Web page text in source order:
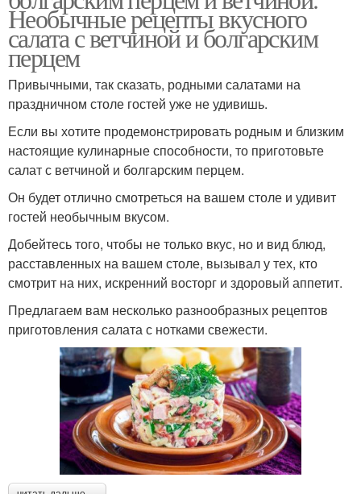
Необычные рецепты вкусного
салата с ветчиной и болгарским
перцем
Привычными, так сказать, родными салатами на
праздничном столе гостей уже не удивишь.
Если вы хотите продемонстрировать родным и близким
настоящие кулинарные способности, то приготовьте
салат с ветчиной и болгарским перцем.
Он будет отлично смотреться на вашем столе и удивит
гостей необычным вкусом.
Добейтесь того, чтобы не только вкус, но и вид блюд,
расставленных на вашем столе, вызывал у тех, кто
смотрит на них, искренний восторг и здоровый аппетит.
Предлагаем вам несколько разнообразных рецептов
приготовления салата с нотками свежести.